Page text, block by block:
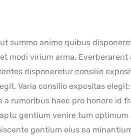
summo animo quibus
modi virium arma. Everberarent
disponeretur consilio
Varia consilio expositas
a rumoribus haec pro honore id
gentium venire tum optimum
gentium eius ea